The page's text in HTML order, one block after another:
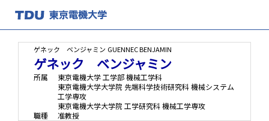
ゲネック ベンジャミン GUENNEC BENJAMIN
ゲネック ベンジャミン
所属
東京電機大学 工学部 機械工学科
東京電機大学大学院 先端科学技術研究科 機械システム
工学専攻
東京電機大学大学院 工学研究科 機械工学専攻
職種
准教授